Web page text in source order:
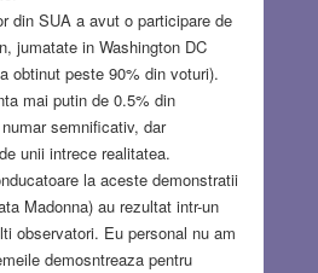
din SUA a avut o participare de
jumatate in Washington DC
obtinut peste 90% din voturi).
mai putin de 0.5% din
semnificativ, dar
unii intrece realitatea.
la aceste demonstratii
Madonna) au rezultat intr-un
observatori. Eu personal nu am
demosntreaza pentru